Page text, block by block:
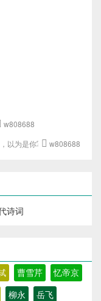
w808688
以为是你写下的旧梦。
 w808688
诗词
曹雪芹 忆帝京
柳永 岳飞